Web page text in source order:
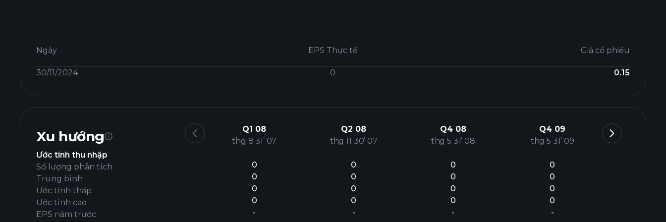
Ngày EPS Thực tế Giá cổ phiếu
30/11/2024 0 0.15
Xu hướng
Ước tính thu nhập
Số lượng phân tích
Trung bình
Ước tính thấp
Ước tính cao
EPS năm trước
Q1 08
thg 8 31’ 07
0
0
0
0
-
Q2 08
thg 11 30’ 07
0
0
0
0
-
Q4 08
thg 5 31’ 08
0
0
0
0
-
Q4 09
thg 5 31’ 09
0
0
0
0
-